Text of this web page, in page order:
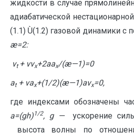
жидкости в случае
адиабатической
(1.1) Ù(1.2) газовой динамики с
æ=2:
vt + vvx+2aax/(æ—
at + vax+(1/2)(æ—1)avx
где индексами обозначены
a=(gh)1/2, g —ускорение
высота волны по